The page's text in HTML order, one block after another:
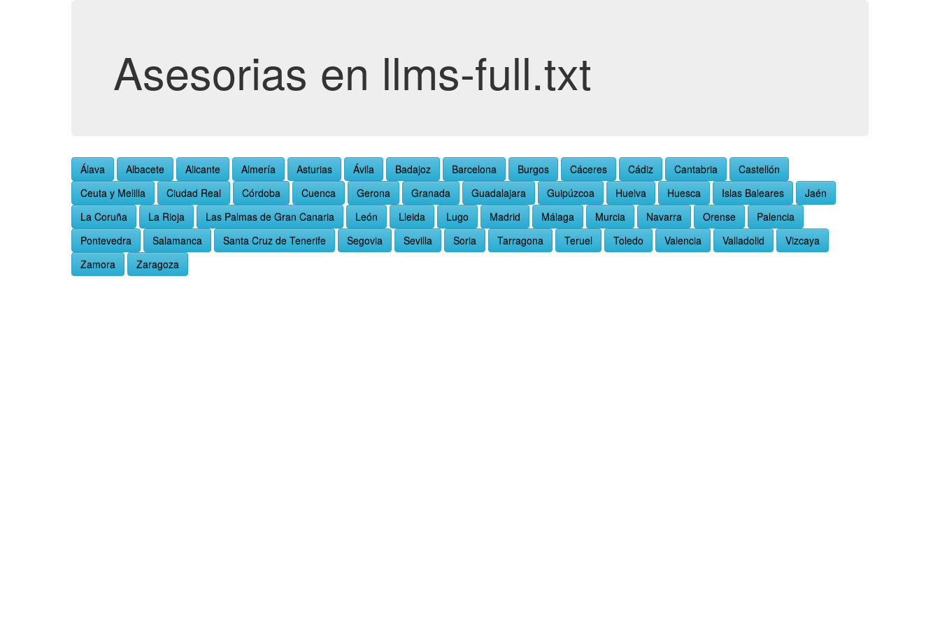
Asesorias en llms-full.txt
Álava Albacete Alicante Almería Asturias Ávila Badajoz Barcelona Burgos Cáceres Cádiz Cantabria
Castellón
Ceuta y Melilla
Ciudad Real Córdoba Cuenca Gerona Granada Guadalajara Guipúzcoa Huelva Huesca Islas Baleares
Jaén
La Coruña
La Rioja Las Palmas de Gran Canaria León Lleida Lugo Madrid Málaga Murcia Navarra Orense
Palencia
Pontevedra
Salamanca Santa Cruz de Tenerife Segovia Sevilla Soria Tarragona Teruel Toledo Valencia Valladolid
Vizcaya
Zamora
Zaragoza